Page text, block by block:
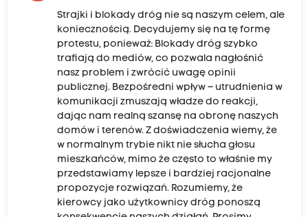
Strajki i blokady dróg nie są naszym celem, ale
koniecznością. Decydujemy się na tę formę
protestu, ponieważ: Blokady dróg szybko
trafiają do mediów, co pozwala nagłośnić
nasz problem i zwrócić uwagę opinii
publicznej. Bezpośredni wpływ – utrudnienia w
komunikacji zmuszają władze do reakcji,
dając nam realną szansę na obronę naszych
domów i terenów. Z doświadczenia wiemy, że
w normalnym trybie nikt nie słucha głosu
mieszkańców, mimo że często to właśnie my
przedstawiamy lepsze i bardziej racjonalne
propozycje rozwiązań. Rozumiemy, że
kierowcy jako użytkownicy dróg ponoszą